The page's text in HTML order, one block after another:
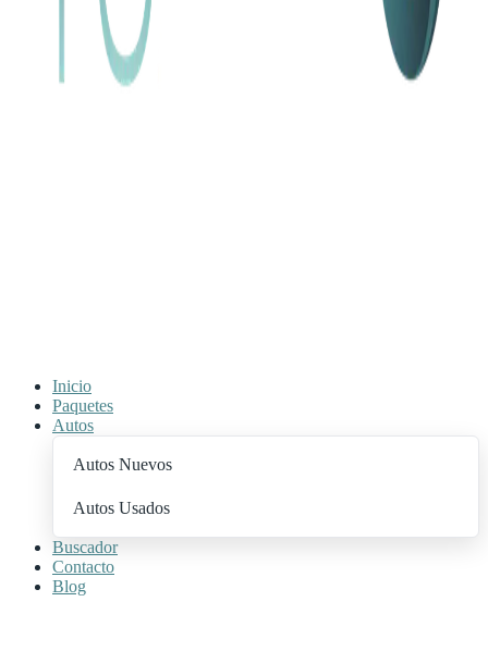
Inicio
Paquetes
Autos
Autos Nuevos
Autos Usados
Buscador
Contacto
Blog